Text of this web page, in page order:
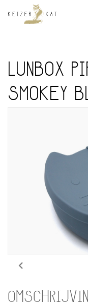
LUNBOX
SMOKEY